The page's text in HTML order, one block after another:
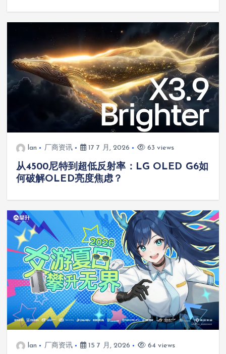
lan 厂商资讯 17 7 月, 2026 63 views
从4500尼特到超低反射率：LG OLED G6如
何破解OLED亮度焦虑？
lan 厂商资讯 15 7 月, 2026 64 views